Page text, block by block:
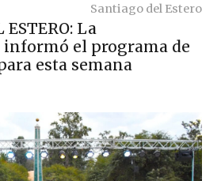
Santiago del Estero
ESTERO: La
el programa de
esta semana